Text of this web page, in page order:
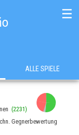
☰
ALLE SPIELE
(2231)
Gegnerbewertung